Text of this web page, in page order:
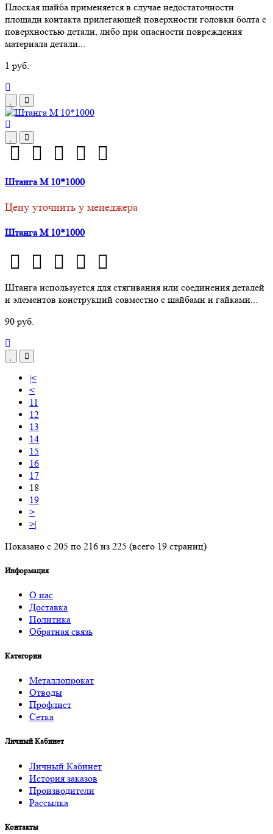
Плоская шайба применяется в случае недостаточности
площади контакта прилегающей поверхности головки болта с
поверхностью детали, либо при опасности повреждения
материала детали...
1 руб.
Штанга М 10*1000
Цену уточнить у менеджера
Штанга М 10*1000
Штанга используется для стягивания или соединения деталей
и элементов конструкций совместно с шайбами и гайками...
90 руб.
|<
<
11
12
13
14
15
16
17
18
19
>
>|
Показано с 205 по 216 из 225 (всего 19 страниц)
Информация
О нас
Доставка
Политика
Обратная связь
Категории
Металлопрокат
Отводы
Профлист
Сетка
Личный Кабинет
Личный Кабинет
История заказов
Производители
Рассылка
Контакты